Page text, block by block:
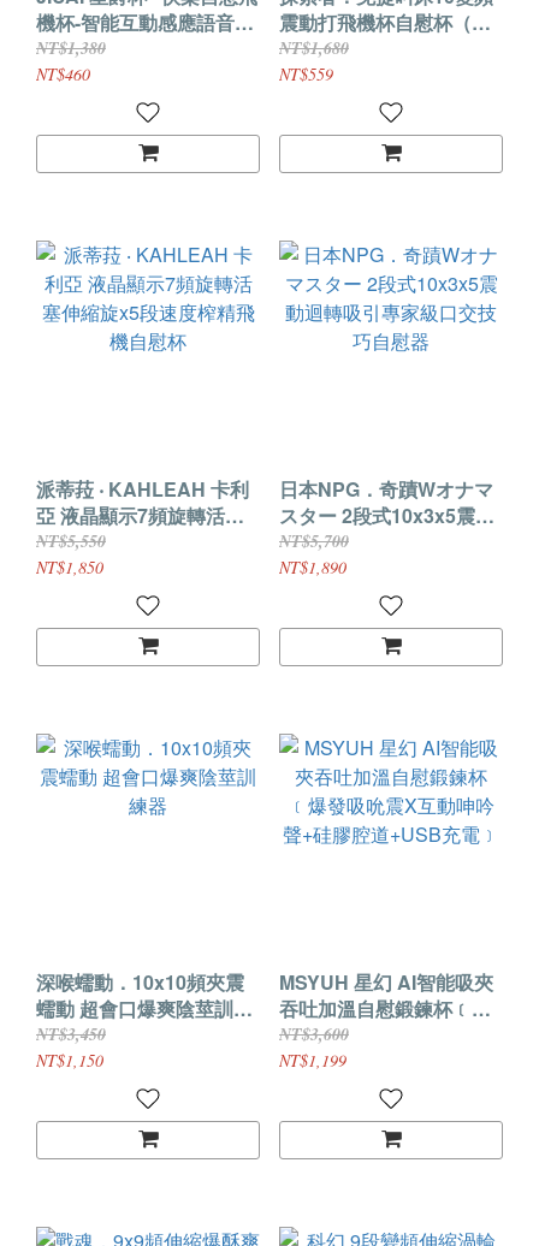
機杯-智能互動感應語音
+12頻震動自慰訓練杯-升
級款﹝免手持吸附+附耳機
淫聲+USB充電﹞
NT$1,380
NT$460
震動打飛機杯自慰杯（四
國語音呻吟+加溫+免持吸
盤+附耳機+USB充電﹞
NT$1,680
NT$559
派蒂菈 ‧ KAHLEAH 卡利
亞 液晶顯示7頻旋轉活塞
伸縮旋x5段速度榨精飛機
自慰杯
NT$5,550
NT$1,850
日本NPG．奇蹟Wオナマ
スター 2段式10x3x5震動
迴轉吸引專家級口交技巧
自慰器
NT$5,700
NT$1,890
深喉蠕動．10x10頻夾震
蠕動 超會口爆爽陰莖訓練
器
NT$3,450
NT$1,150
MSYUH 星幻 AI智能吸夾
吞吐加溫自慰鍛鍊杯﹝爆
發吸吮震X互動呻吟聲+硅
膠腔道+USB充電﹞
NT$3,600
NT$1,199